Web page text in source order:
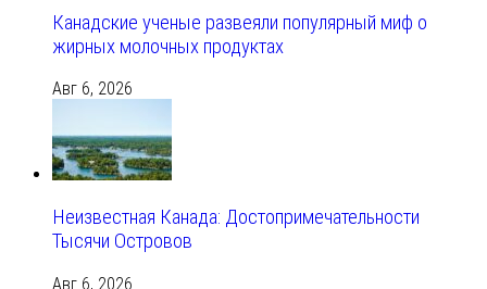
Канадские ученые развеяли популярный миф о
жирных молочных продуктах
Авг 6, 2026
Неизвестная Канада: Достопримечательности
Тысячи Островов
Авг 6, 2026